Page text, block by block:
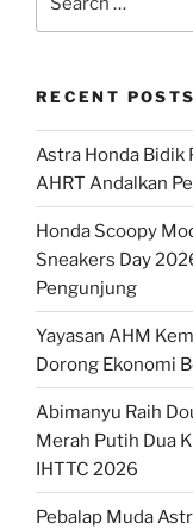
RECENT POSTS
Astra Honda Bidik
AHRT Andalkan
Honda Scoopy
Sneakers Day
Pengunjung
Yayasan AHM
Dorong Ekonomi
Abimanyu Raih
Merah Putih Dua
IHTTC 2026
Pebalap Muda